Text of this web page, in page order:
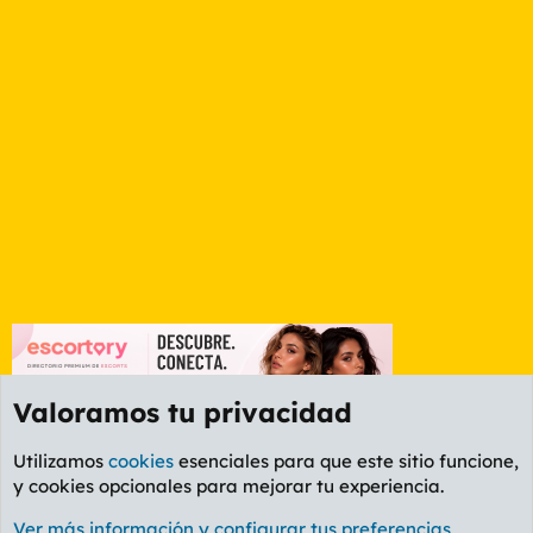
Foro General
Valoramos tu privacidad
Utilizamos cookies esenciales para que este sitio funcione,
y cookies opcionales para mejorar tu experiencia.